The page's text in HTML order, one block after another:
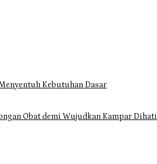
Kebutuhan Dasar
Obat demi Wujudkan Kampar Dihati